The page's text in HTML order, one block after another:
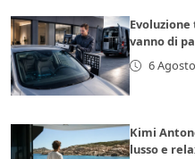
vanno di
6
Kimi
lusso e